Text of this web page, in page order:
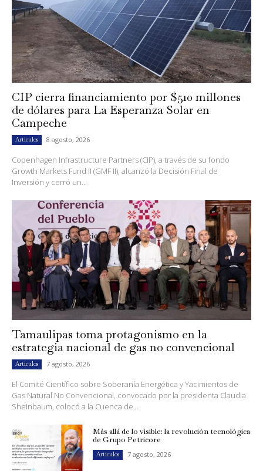
CIP cierra financiamiento por $510 millones
de dólares para La Esperanza Solar en
Campeche
Artículos 8 agosto, 2026
Copenhagen Infrastructure Partners (CIP), a través de su fondo
Growth Markets Fund II (GMF II), alcanzó la Decisión Final de
Inversión y cerró un...
Tamaulipas toma protagonismo en la
estrategia nacional de gas no convencional
Artículos 7 agosto, 2026
El Comité Científico sobre Soberanía Energética y Yacimientos de
Gas Natural No Convencional, convocado por la presidenta Claudia
Sheinbaum, colocó a la Cuenca de...
Más allá de lo visible: la revolución tecnológica
de Grupo Petricore
Artículos 7 agosto, 2026